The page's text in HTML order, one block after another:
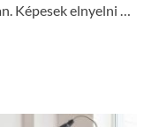
Képesek elnyelni …